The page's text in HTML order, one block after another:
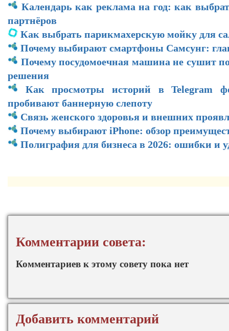
Календарь как реклама на год: как
партнёров
Как выбрать парикмахерскую мойку для
Почему выбирают смартфоны Самсунг:
Почему посудомоечная машина не сушит
решения
Как просмотры историй в Telegram
пробивают баннерную слепоту
Связь женского здоровья и внешних
Почему выбирают iPhone: обзор
Полиграфия для бизнеса в 2026: ошибки и
Комментарии совета:
Комментариев к этому совету пока нет
Добавить комментарий